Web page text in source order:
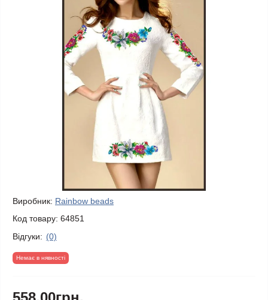
Виробник: Rainbow beads
Код товару: 64851
Відгуки: (0)
Немає в нявності